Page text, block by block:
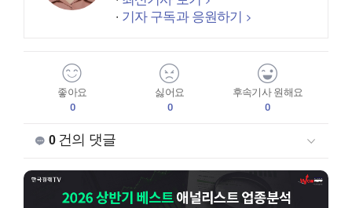
기자 구독과 응원하기
좋아요
0
싫어요
0
후속기사 원해요
0
0건의 댓글